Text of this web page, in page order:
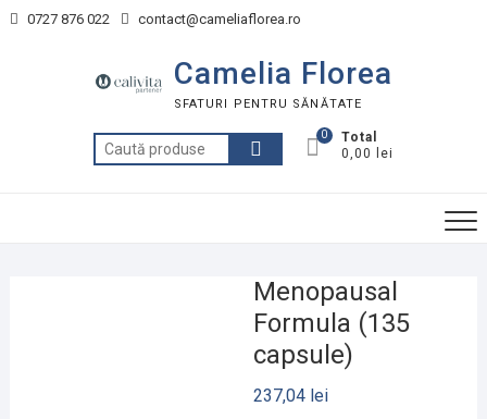
Skip 0727 876 022 contact@cameliaflorea.ro
Camelia Florea
SFATURI PENTRU SĂNĂTATE
Caută
după:
0
Total
0,00 lei
Menopausal
Formula (135
capsule)
237,04 lei